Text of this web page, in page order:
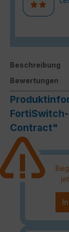
Beschreibung
Bewertungen
Contract"